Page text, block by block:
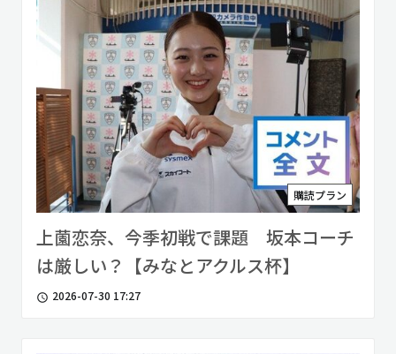
購読プラン
上薗恋奈、今季初戦で課題 坂本コーチ
は厳しい？【みなとアクルス杯】
access_time 2026-07-30 17:27